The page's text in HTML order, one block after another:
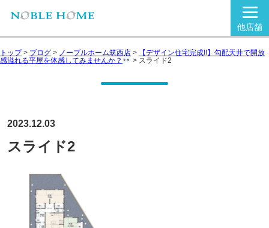
他店舗
トップ> ブログ > ノーブルホーム筑西店 >
【デザイン住宅完成!!】勾配天井で開放
感溢れる平屋を体感してみませんか？
> スライド2
2023.12.03
スライド2